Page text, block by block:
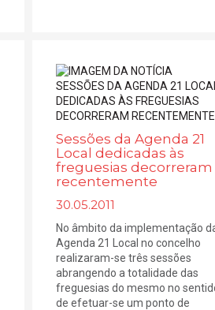
Sessões da Agenda 21
Local dedicadas às
freguesias decorreram
recentemente
30.05.2011
No âmbito da implementação
Agenda 21 Local no concelho
realizaram-se três sessões
abrangendo a totalidade das
freguesias do mesmo no
de efetuar-se um ponto de